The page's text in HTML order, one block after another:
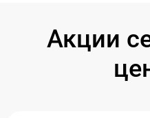
Акции